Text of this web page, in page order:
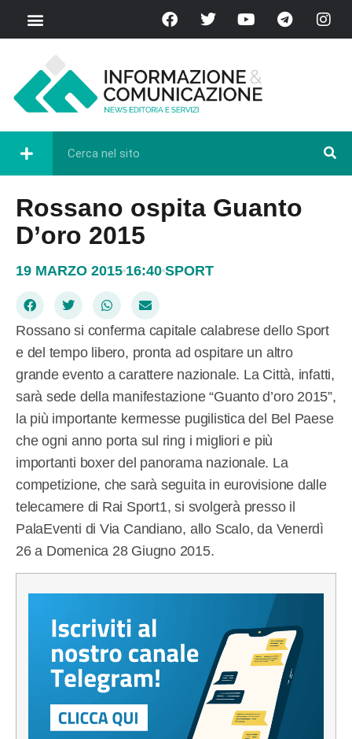
Rossano ospita Guanto
D’oro 2015
19 MARZO 2015 16:40 SPORT
Rossano si conferma capitale calabrese dello Sport
e del tempo libero, pronta ad ospitare un altro
grande evento a carattere nazionale. La Città, infatti,
sarà sede della manifestazione “Guanto d’oro 2015”,
la più importante kermesse pugilistica del Bel Paese
che ogni anno porta sul ring i migliori e più
importanti boxer del panorama nazionale. La
competizione, che sarà seguita in eurovisione dalle
telecamere di Rai Sport1, si svolgerà presso il
PalaEventi di Via Candiano, allo Scalo, da Venerdì
26 a Domenica 28 Giugno 2015.